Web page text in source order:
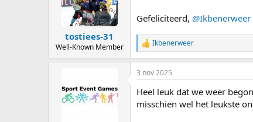
n
s
:
tostiees-31
Well-Known Member
Gefeliciteerd, @Ikbenerweer
R
e
a
c
i
o
Ikbenerweer
3 nov 2025
Heel leuk dat we weer
misschien wel het leukste